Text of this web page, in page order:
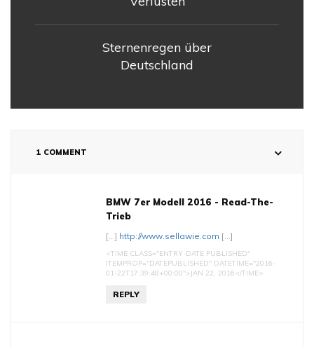
Sternenregen über
Deutschland
1 COMMENT
BMW 7er Modell 2016 - Read-The-
Trieb
[…] http://www.sellawie.com […]
<TIME CLASS="ENTRY-DATE PUBLISHED"
ITEMPROP="DATEPUBLISHED" DATETIME="2016-
01-22T17:39:48+00:00">JAN 22, 2016</TIME>
REPLY